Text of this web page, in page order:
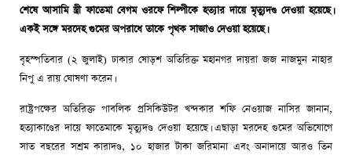
শেষে আসামি স্ত্রী ফাতেমা বেগম ওরফে শিল্পীকে হত্যার দায়ে মৃত্যুদণ্ড দেওয়া হয়েছে।
একই সঙ্গে মরদেহ গুমের অপরাধে তাকে পৃথক সাজাও দেওয়া হয়েছে।
বৃহস্পতিবার (২ জুলাই) ঢাকার ষোড়শ অতিরিক্ত মহানগর দায়রা জজ নাজমুন নাহার
নিপু এ রায় ঘোষণা করেন।
রাষ্ট্রপক্ষের অতিরিক্ত পাবলিক প্রসিকিউটর খন্দকার শফি নেওয়াজ নাসির জানান,
হত্যাকাণ্ডের দায়ে ফাতেমাকে মৃত্যুদণ্ড দেওয়া হয়েছে। এছাড়া মরদেহ গুমের অভিযোগে
সাত বছরের সশ্রম কারাদণ্ড, ১০ হাজার টাকা জরিমানা এবং অনাদায়ে আরও তিন